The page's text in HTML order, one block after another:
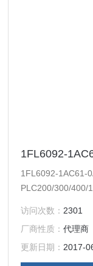
1FL6092-
1FL6092-1AC61-
PLC200/300/400/
及备件。西门子触
西门子数控伺服，
模块，在本公司购
一年内产品非人为
访问次数： 2301
厂商性质：代理商
更新日期： 2017-